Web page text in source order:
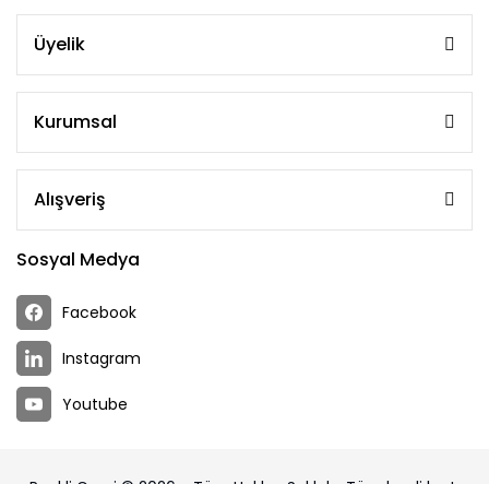
Üyelik
Kurumsal
Alışveriş
Sosyal Medya
Facebook
Instagram
Youtube